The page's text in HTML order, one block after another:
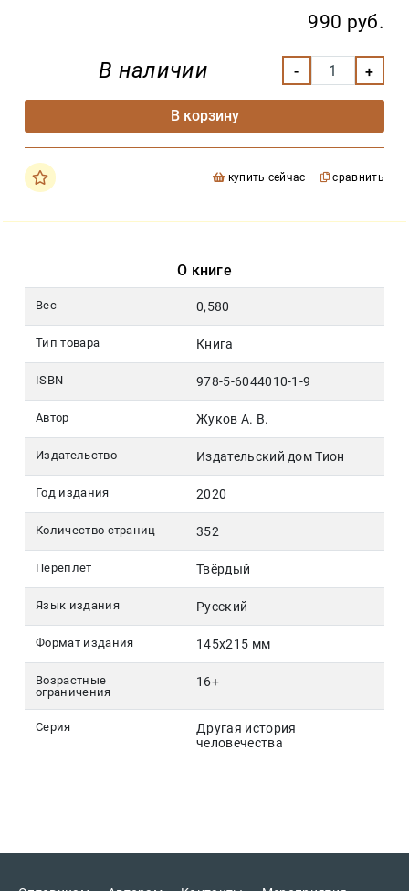
990 руб.
В наличии
В корзину
купить сейчас сравнить
О книге
Вес 0,580
Тип товара Книга
ISBN 978-5-6044010-1-9
Автор Жуков А. В.
Издательство Издательский дом Тион
Год издания 2020
Количество страниц 352
Переплет Твёрдый
Язык издания Русский
Формат издания 145х215 мм
Возрастные
ограничения
16+
Серия
Другая история
человечества